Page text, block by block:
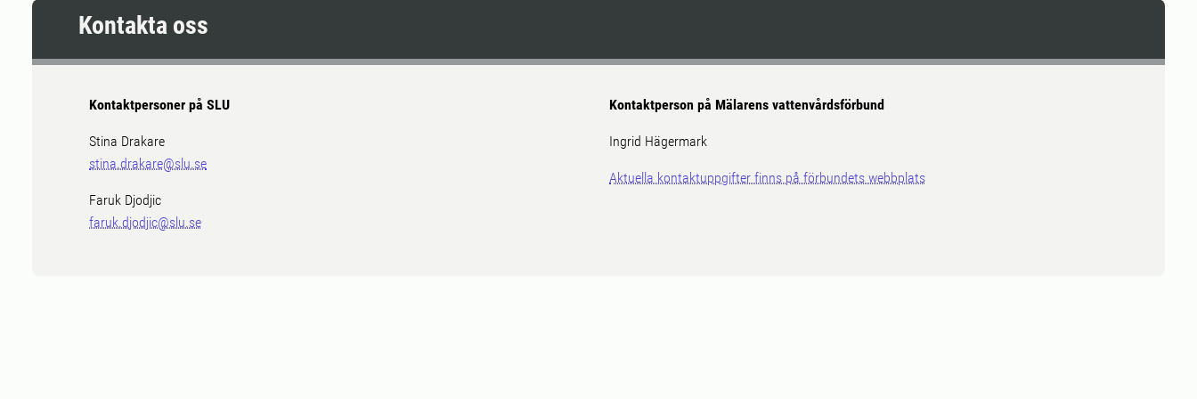
Kontakta oss
Kontaktpersoner på SLU
Stina Drakare
stina.drakare@slu.se
Faruk Djodjic
faruk.djodjic@slu.se
Kontaktperson på Mälarens vattenvårdsförbund
Ingrid Hägermark
Aktuella kontaktuppgifter finns på förbundets webbplats